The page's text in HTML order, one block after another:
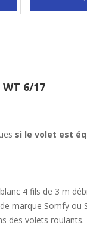
6/17
si le volet est
4 fils de 3 m
marque Somfy ou
des volets roulants.